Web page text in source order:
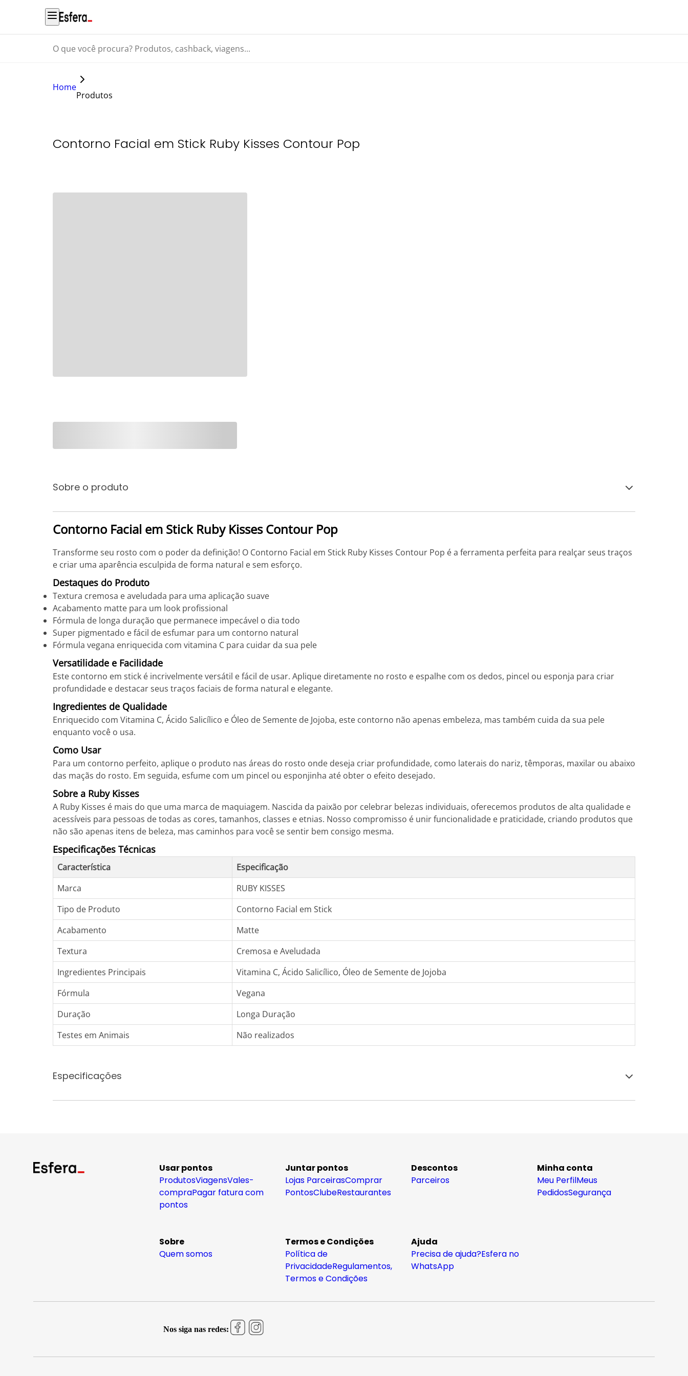
O que você procura? Produtos, cashback, viagens...
Home
Produtos
Contorno Facial em Stick Ruby Kisses Contour Pop
Sobre o produto
Contorno Facial em Stick Ruby Kisses Contour Pop
Transforme seu rosto com o poder da definição! O Contorno Facial em Stick Ruby Kisses Contour Pop é a ferramenta perfeita para realçar seus traços
e criar uma aparência esculpida de forma natural e sem esforço.
Destaques do Produto
Textura cremosa e aveludada para uma aplicação suave
Acabamento matte para um look profissional
Fórmula de longa duração que permanece impecável o dia todo
Super pigmentado e fácil de esfumar para um contorno natural
Fórmula vegana enriquecida com vitamina C para cuidar da sua pele
Versatilidade e Facilidade
Este contorno em stick é incrivelmente versátil e fácil de usar. Aplique diretamente no rosto e espalhe com os dedos, pincel ou esponja para criar
profundidade e destacar seus traços faciais de forma natural e elegante.
Ingredientes de Qualidade
Enriquecido com Vitamina C, Ácido Salicílico e Óleo de Semente de Jojoba, este contorno não apenas embeleza, mas também cuida da sua pele
enquanto você o usa.
Como Usar
Para um contorno perfeito, aplique o produto nas áreas do rosto onde deseja criar profundidade, como laterais do nariz, têmporas, maxilar ou abaixo
das maçãs do rosto. Em seguida, esfume com um pincel ou esponjinha até obter o efeito desejado.
Sobre a Ruby Kisses
A Ruby Kisses é mais do que uma marca de maquiagem. Nascida da paixão por celebrar belezas individuais, oferecemos produtos de alta qualidade e
acessíveis para pessoas de todas as cores, tamanhos, classes e etnias. Nosso compromisso é unir funcionalidade e praticidade, criando produtos que
não são apenas itens de beleza, mas caminhos para você se sentir bem consigo mesma.
Especificações Técnicas
Característica
Especificação
Marca
RUBY KISSES
Tipo de Produto
Contorno Facial em Stick
Acabamento
Matte
Textura
Cremosa e Aveludada
Ingredientes Principais
Vitamina C, Ácido Salicílico, Óleo de Semente de Jojoba
Fórmula
Vegana
Duração
Longa Duração
Testes em Animais
Não realizados
Especificações
Usar pontos
ProdutosViagensVales-
compraPagar fatura com
pontos
Juntar pontos
Lojas ParceirasComprar
PontosClubeRestaurantes
Descontos
Parceiros
Minha conta
Meu PerfilMeus
PedidosSegurança
Sobre
Quem somos
Termos e Condições
Política de
PrivacidadeRegulamentos,
Termos e Condições
Ajuda
Precisa de ajuda?Esfera no
WhatsApp
Nos siga nas redes: